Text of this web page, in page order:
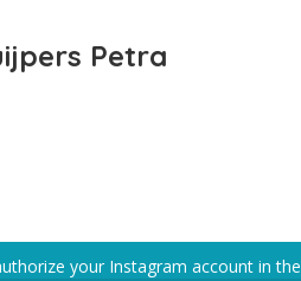
Petra
your Instagram account in the